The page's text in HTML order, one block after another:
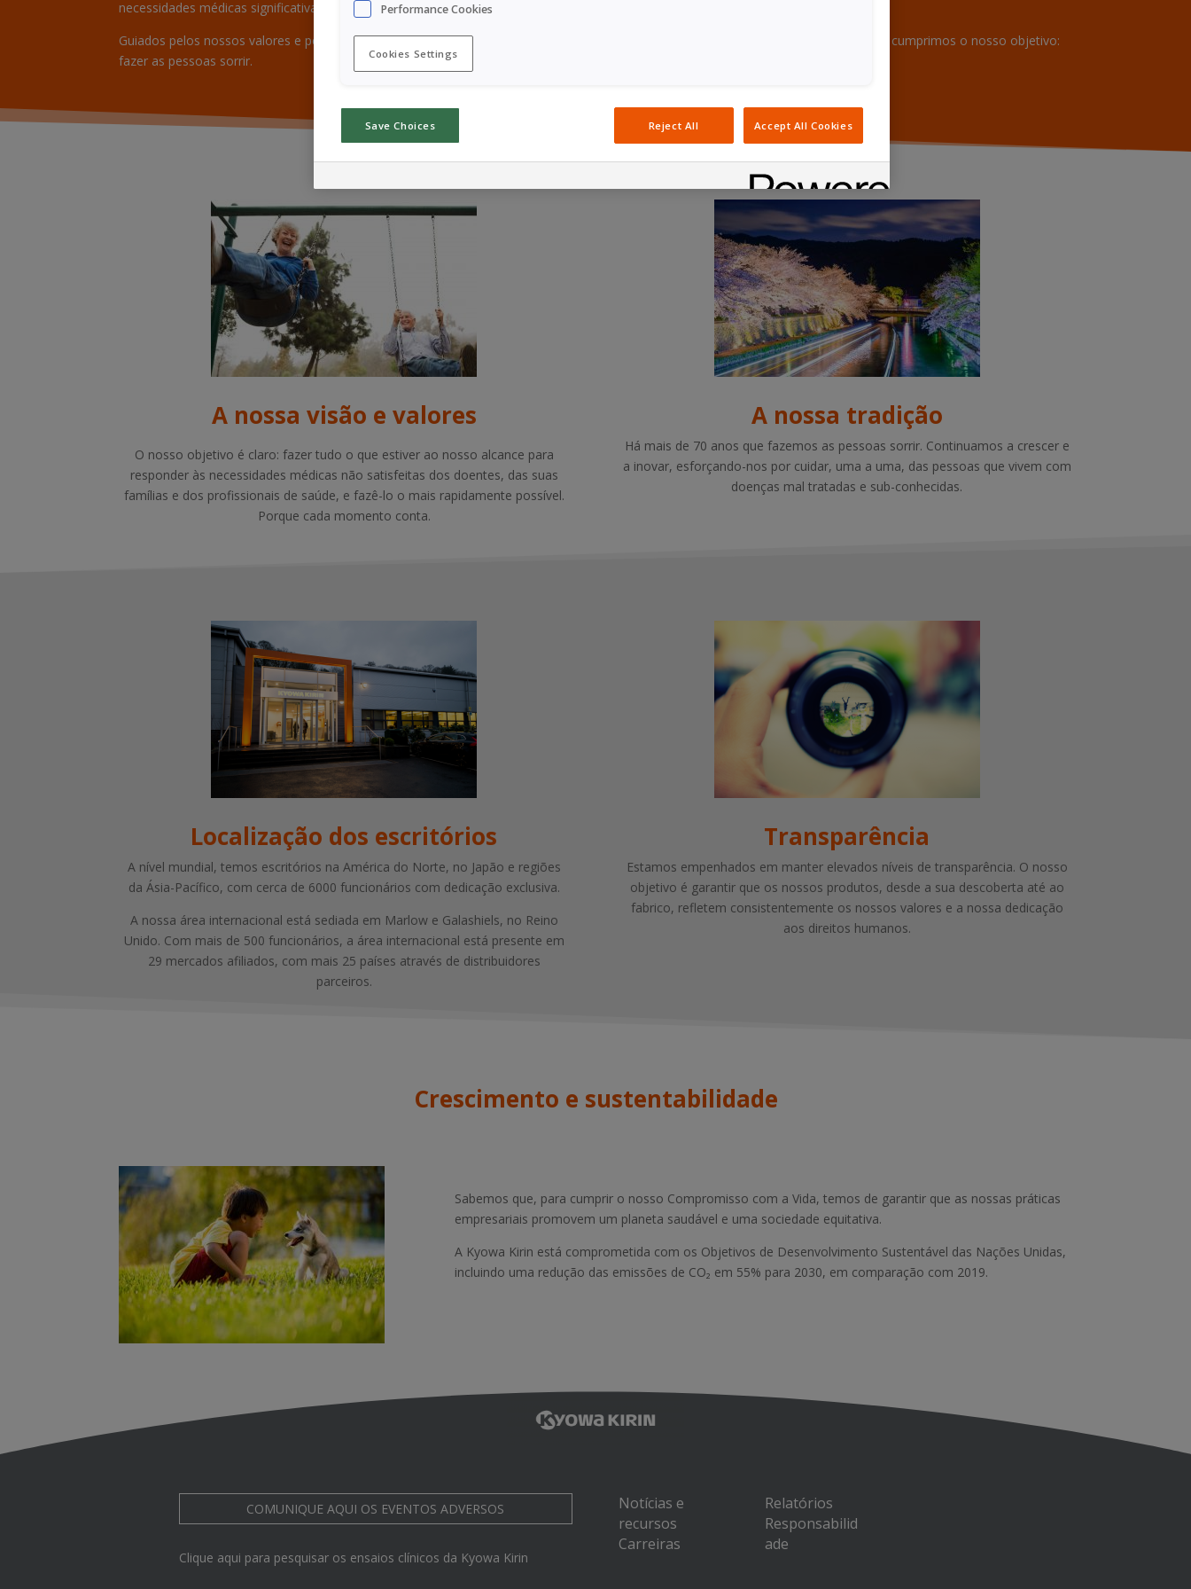
necessidades médicas significativas não satisfeitas.
Guiados pelos nossos valores e pelo nossa conduta “Kabegoe” de “saltar muros”, temos uma paixão permanente para assegurar que cumprimos o nosso objetivo:
fazer as pessoas sorrir.
A nossa visão e valores
O nosso objetivo é claro: fazer tudo o que estiver ao nosso alcance para
responder às necessidades médicas não satisfeitas dos doentes, das suas
famílias e dos profissionais de saúde, e fazê-lo o mais rapidamente possível.
Porque cada momento conta.
A nossa tradição
Há mais de 70 anos que fazemos as pessoas sorrir. Continuamos a crescer e
a inovar, esforçando-nos por cuidar, uma a uma, das pessoas que vivem com
doenças mal tratadas e sub-conhecidas.
Localização dos escritórios
A nível mundial, temos escritórios na América do Norte, no Japão e regiões
da Ásia-Pacífico, com cerca de 6000 funcionários com dedicação exclusiva.
A nossa área internacional está sediada em Marlow e Galashiels, no Reino
Unido. Com mais de 500 funcionários, a área internacional está presente em
29 mercados afiliados, com mais 25 países através de distribuidores
parceiros.
Transparência
Estamos empenhados em manter elevados níveis de transparência. O nosso
objetivo é garantir que os nossos produtos, desde a sua descoberta até ao
fabrico, refletem consistentemente os nossos valores e a nossa dedicação
aos direitos humanos.
Crescimento e sustentabilidade
Sabemos que, para cumprir o nosso Compromisso com a Vida, temos de garantir que as nossas práticas
empresariais promovem um planeta saudável e uma sociedade equitativa.
A Kyowa Kirin está comprometida com os Objetivos de Desenvolvimento Sustentável das Nações Unidas,
incluindo uma redução das emissões de CO₂ em 55% para 2030, em comparação com 2019.
COMUNIQUE AQUI OS EVENTOS ADVERSOS
Clique aqui para pesquisar os ensaios clínicos da Kyowa Kirin
Notícias e
recursos
Carreiras
Relatórios
Responsabilid
ade
Performance Cookies
Cookies Settings
Save Choices Reject All Accept All Cookies